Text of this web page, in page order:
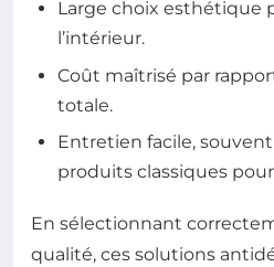
Large choix esthétique
l’intérieur.
Coût maîtrisé par
totale.
Entretien facile,
produits classiques
En sélectionnant
qualité, ces solutions